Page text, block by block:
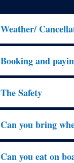
Weather/
Booking and
The Safety
Can you bring
Can you eat on